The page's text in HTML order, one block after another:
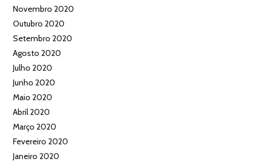
Novembro 2020
Outubro 2020
Setembro 2020
Agosto 2020
Julho 2020
Junho 2020
Maio 2020
Abril 2020
Março 2020
Fevereiro 2020
Janeiro 2020